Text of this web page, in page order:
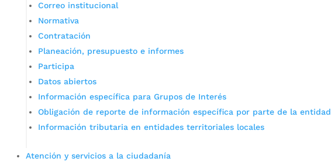
Correo institucional
Normativa
Contratación
Planeación, presupuesto e informes
Participa
Datos abiertos
Información específica para Grupos de Interés
Obligación de reporte de información específica por parte de la entidad
Información tributaria en entidades territoriales locales
Atención y servicios a la ciudadanía